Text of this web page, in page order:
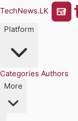
TechNews.LK
Platform
Categories Authors
More